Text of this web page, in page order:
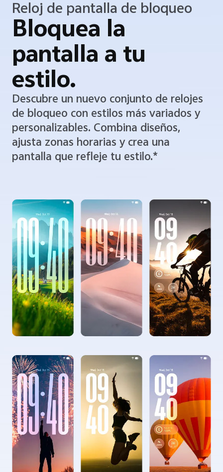
Reloj de pantalla de bloqueo
Bloquea la
pantalla a tu
estilo.
Descubre un nuevo conjunto de relojes
de bloqueo con estilos más variados y
personalizables. Combina diseños,
ajusta zonas horarias y crea una
pantalla que refleje tu estilo.*